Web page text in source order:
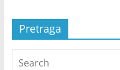
Pretraga